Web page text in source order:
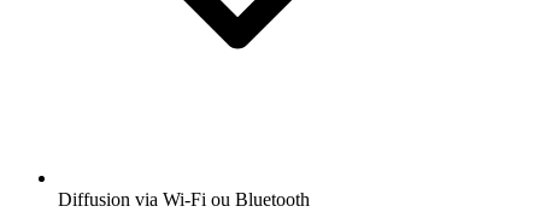
Diffusion via Wi-Fi ou Bluetooth